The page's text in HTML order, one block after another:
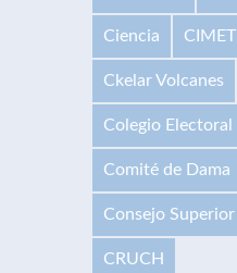
Ciencia CIMET
Ckelar Volcanes
Colegio Electoral
Comité de Dama
Consejo Superior
CRUCH